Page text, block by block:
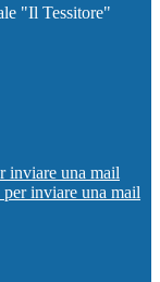
"Il Tessitore"
inviare una mail
inviare una mail